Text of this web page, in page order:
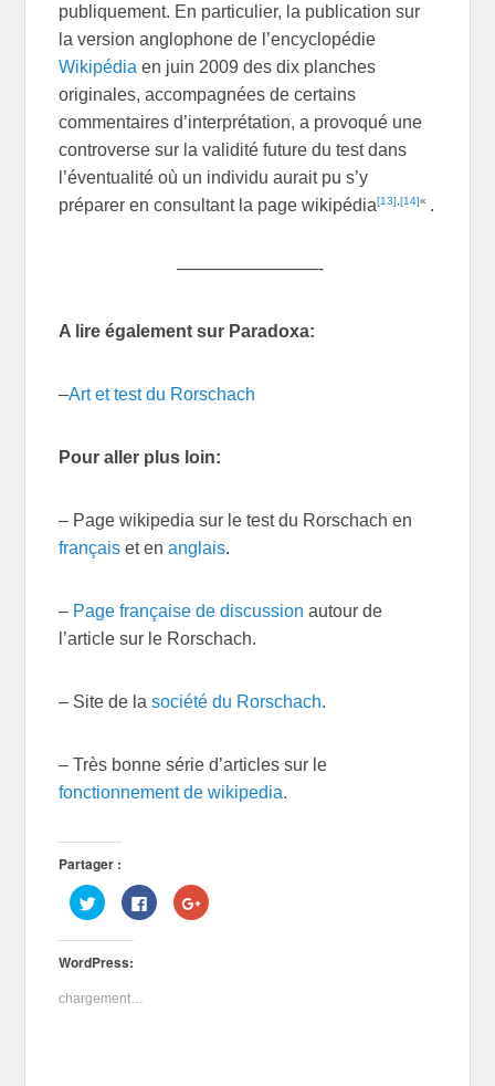
publiquement. En particulier, la publication sur
la version anglophone de l’encyclopédie
Wikipédia en juin 2009 des dix planches
originales, accompagnées de certains
commentaires d’interprétation, a provoqué une
controverse sur la validité future du test dans
l’éventualité où un individu aurait pu s’y
préparer en consultant la page wikipédia[13],[14]« .
————————-
A lire également sur Paradoxa:
–Art et test du Rorschach
Pour aller plus loin:
– Page wikipedia sur le test du Rorschach en
français et enanglais.
– Page française de discussionautour de
l’article sur le Rorschach.
– Site de lasociété du Rorschach.
– Très bonne série d’articles sur le
fonctionnement de wikipedia.
Partager :
C
l
q
e
p
o
C
l
C
l
WordPress:
chargement…